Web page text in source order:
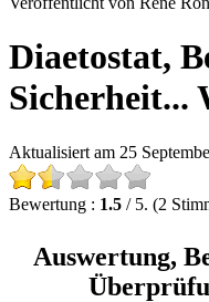
Diaetostat,
Sicherheit...
Aktualisiert am 25
Bewertung : 1.5 / 5. (2
Auswertung,